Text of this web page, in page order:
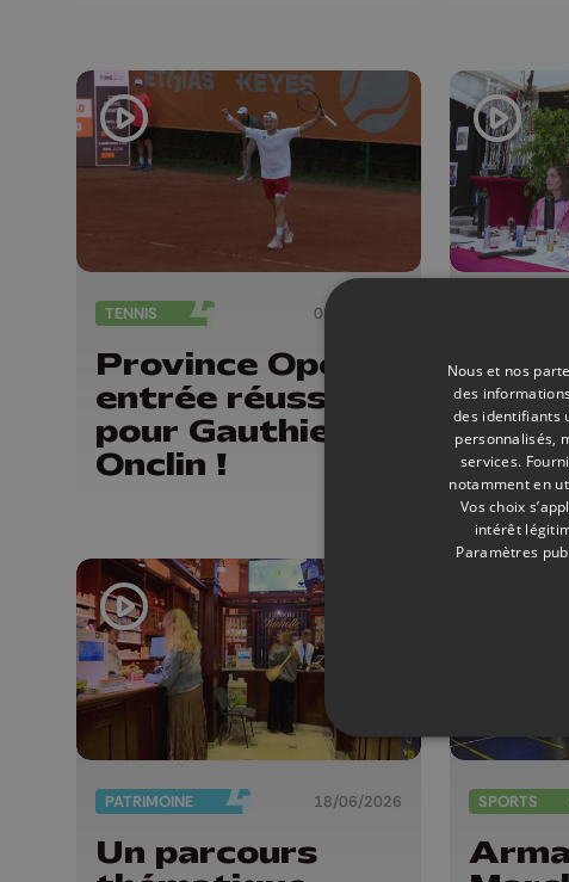
Guillemins...
sont
TENNIS 08/07/2026
Province Open :
entrée réussi
pour Gauthier
Onclin !
Les
20
style
PATRIMOINE 18/06/2026
Un parcours
SPORTS
Nous et nos
des
des identifiants
personnalisés,
services.
notamment en
Vos choix
intérêt
Paramètres